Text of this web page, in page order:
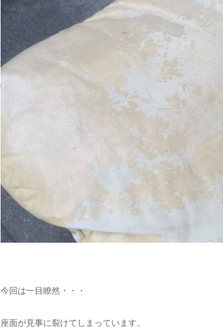
今回は一目瞭然・・・
座面が見事に裂けてしまっています。